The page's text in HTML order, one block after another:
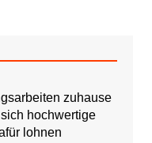
zuhause
hochwertige
lohnen